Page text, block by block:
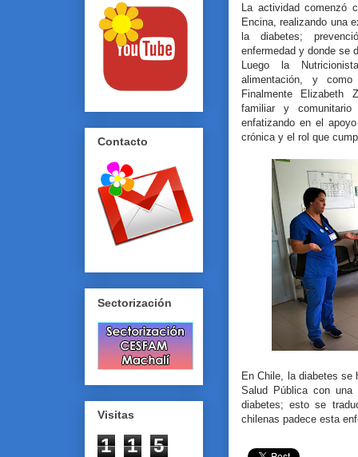
La actividad comenzó
Encina, realizando una
la diabetes;
enfermedad y donde se
Luego la
alimentación, y
Finalmente Elizabeth
familiar y
enfatizando en el
crónica y el rol que
En Chile, la diabetes se
Salud Pública con una
diabetes; esto se
chilenas padece esta
Contacto
Sectorización
Visitas
1 1 5